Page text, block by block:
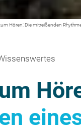
Hören: Die mitreißenden